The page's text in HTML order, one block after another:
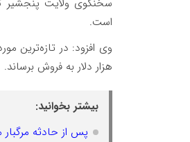
است.
هزار دلار به فروش برساند.
بیشتر بخوانید:
پس از حادثه